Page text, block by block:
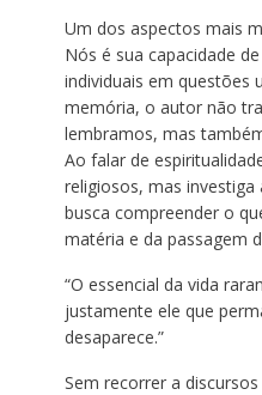
Um dos aspectos mais
Nós é sua capacidade
individuais em questões
memória, o autor não
lembramos, mas
Ao falar de
religiosos, mas
busca compreender o
matéria e da passagem
“O essencial da vida
justamente ele que
desaparece.”
Sem recorrer a